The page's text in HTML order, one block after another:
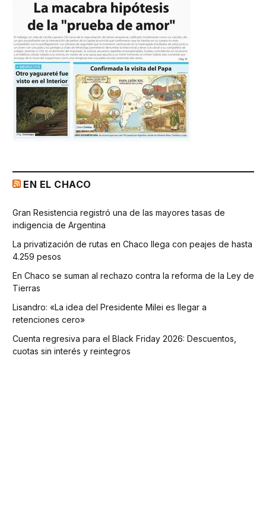
EN EL CHACO
Gran Resistencia registró una de las mayores tasas de
indigencia de Argentina
La privatización de rutas en Chaco llega con peajes de hasta
4.259 pesos
En Chaco se suman al rechazo contra la reforma de la Ley de
Tierras
Lisandro: «La idea del Presidente Milei es llegar a
retenciones cero»
Cuenta regresiva para el Black Friday 2026: Descuentos,
cuotas sin interés y reintegros